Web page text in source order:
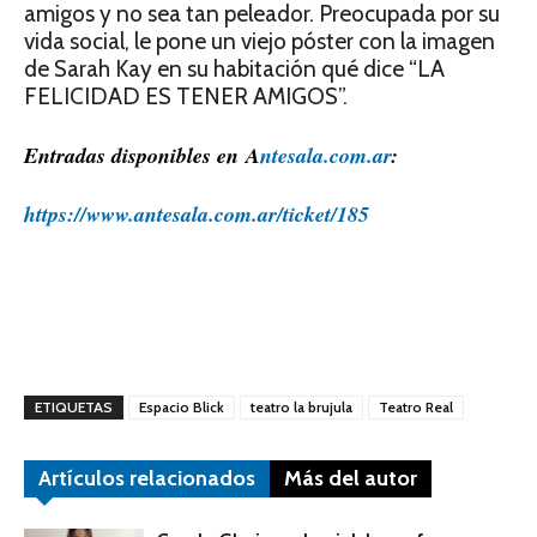
amigos y no sea tan peleador. Preocupada por su
vida social, le pone un viejo póster con la imagen
de Sarah Kay en su habitación qué dice “LA
FELICIDAD ES TENER AMIGOS”.
Entradas disponibles en Antesala.com.ar:
https://www.antesala.com.ar/ticket/185
ETIQUETAS Espacio Blick teatro la brujula Teatro Real
Artículos relacionados Más del autor